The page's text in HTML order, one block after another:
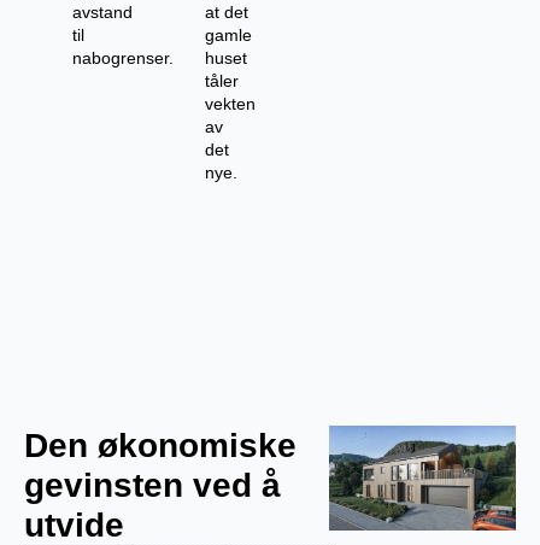
avstand
til
nabogrenser.
at det
gamle
huset
tåler
vekten
av
det
nye.
Den økonomiske
gevinsten ved å
utvide